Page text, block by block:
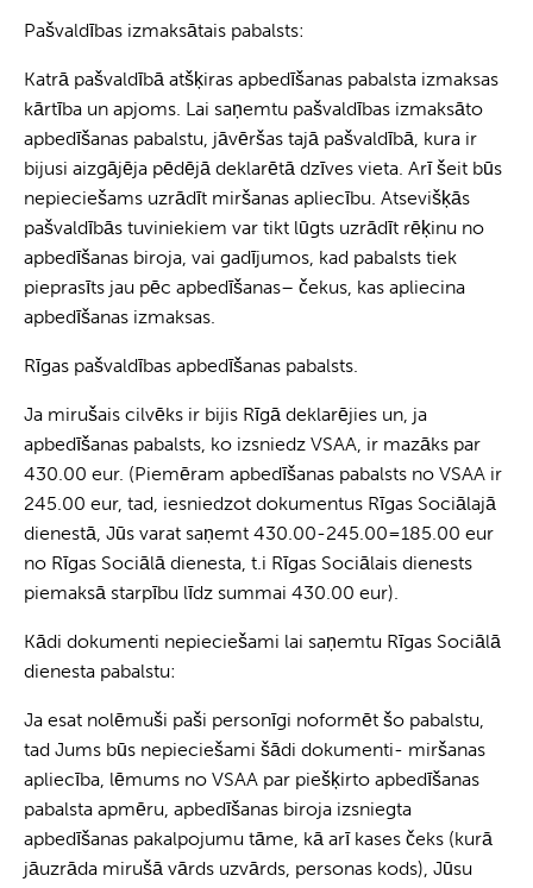
Pašvaldības izmaksātais pabalsts:
Katrā pašvaldībā atšķiras apbedīšanas pabalsta izmaksas
kārtība un apjoms. Lai saņemtu pašvaldības izmaksāto
apbedīšanas pabalstu, jāvēršas tajā pašvaldībā, kura ir
bijusi aizgājēja pēdējā deklarētā dzīves vieta. Arī šeit būs
nepieciešams uzrādīt miršanas apliecību. Atsevišķās
pašvaldībās tuviniekiem var tikt lūgts uzrādīt rēķinu no
apbedīšanas biroja, vai gadījumos, kad pabalsts tiek
pieprasīts jau pēc apbedīšanas– čekus, kas apliecina
apbedīšanas izmaksas.
Rīgas pašvaldības apbedīšanas pabalsts.
Ja mirušais cilvēks ir bijis Rīgā deklarējies un, ja
apbedīšanas pabalsts, ko izsniedz VSAA, ir mazāks par
430.00 eur. (Piemēram apbedīšanas pabalsts no VSAA ir
245.00 eur, tad, iesniedzot dokumentus Rīgas Sociālajā
dienestā, Jūs varat saņemt 430.00-245.00=185.00 eur
no Rīgas Sociālā dienesta, t.i Rīgas Sociālais dienests
piemaksā starpību līdz summai 430.00 eur).
Kādi dokumenti nepieciešami lai saņemtu Rīgas Sociālā
dienesta pabalstu:
Ja esat nolēmuši paši personīgi noformēt šo pabalstu,
tad Jums būs nepieciešami šādi dokumenti- miršanas
apliecība, lēmums no VSAA par piešķirto apbedīšanas
pabalsta apmēru, apbedīšanas biroja izsniegta
apbedīšanas pakalpojumu tāme, kā arī kases čeks (kurā
jāuzrāda mirušā vārds uzvārds, personas kods), Jūsu